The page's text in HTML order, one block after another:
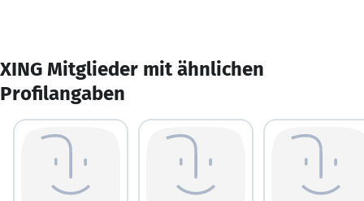
XING Mitglieder mit ähnlichen
Profilangaben